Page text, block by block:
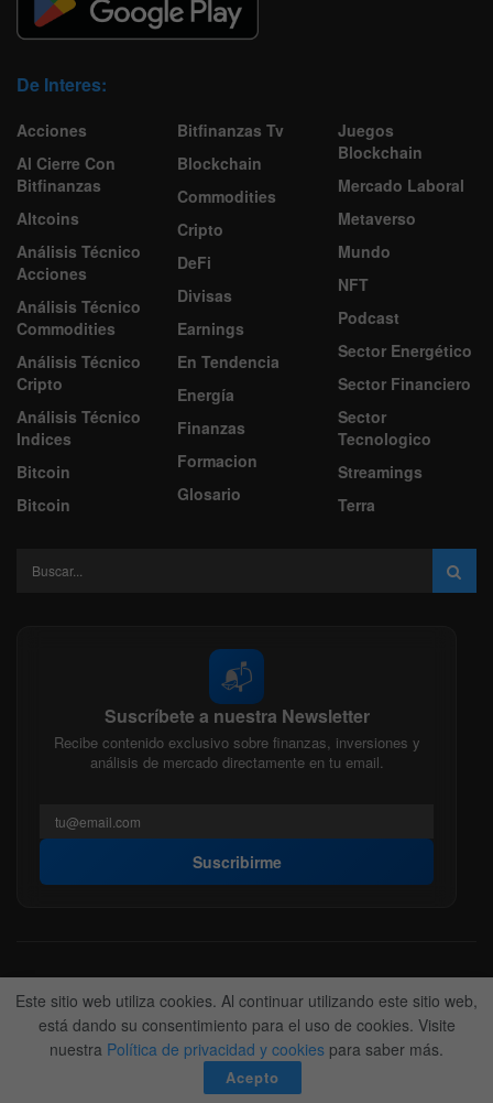
De Interes:
Acciones
Al Cierre Con
Bitfinanzas
Altcoins
Análisis Técnico
Acciones
Análisis Técnico
Commodities
Análisis Técnico
Cripto
Análisis Técnico
Indices
Bitcoin
Bitcoin
Bitfinanzas Tv
Blockchain
Commodities
Cripto
DeFi
Divisas
Earnings
En Tendencia
Energía
Finanzas
Formacion
Glosario
Juegos
Blockchain
Mercado Laboral
Metaverso
Mundo
NFT
Podcast
Sector Energético
Sector Financiero
Sector
Tecnologico
Streamings
Terra
📬
Suscríbete a nuestra Newsletter
Recibe contenido exclusivo sobre finanzas, inversiones y
análisis de mercado directamente en tu email.
Suscribirme
Acerca de nosotros Politica Editorial
Nuestro Equipo
Contactanos
Anunciate
© 2022-2026BitFinanzas- Hecho porTeam DM. 😎
Este sitio web utiliza cookies. Al continuar utilizando este sitio web,
está dando su consentimiento para el uso de cookies. Visite
nuestra Política de privacidad y cookies para saber más.
Acepto